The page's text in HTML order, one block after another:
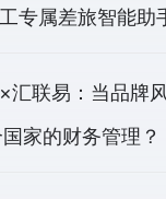
专属差旅智能助
汇联易：当品牌
家的财务管理？